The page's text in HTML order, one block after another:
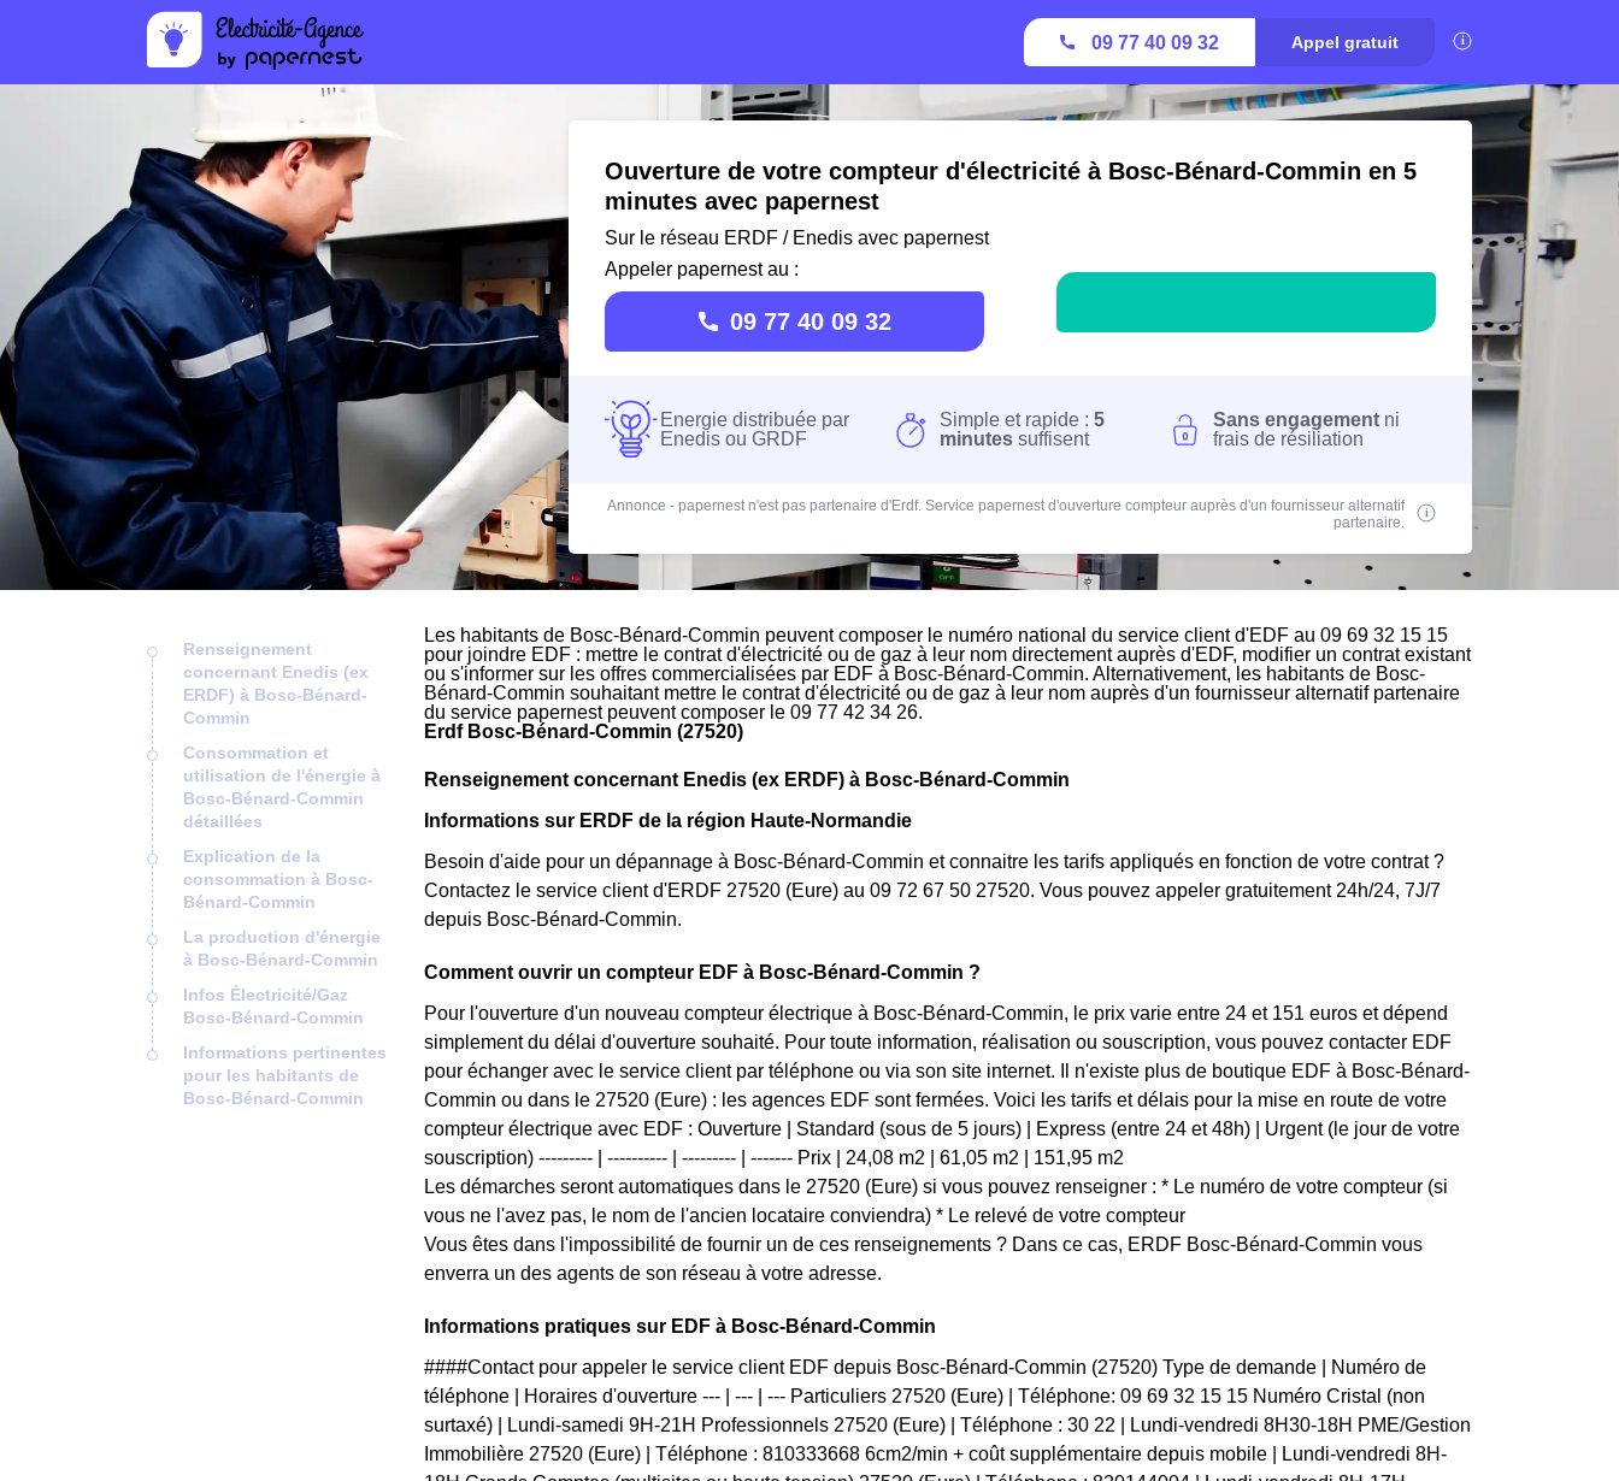
09 77 40 09 32 Appel gratuit
Ouverture de votre compteur d'électricité à Bosc-Bénard-Commin en 5
minutes avec papernest
Sur le réseau ERDF / Enedis avec papernest
Appeler papernest au :
09 77 40 09 32
Energie distribuée par
Enedis ou GRDF
Simple et rapide :5
minutes suffisent
Sans engagement ni
frais de résiliation
Annonce - papernest n'est pas partenaire d'Erdf. Service papernest d'ouverture compteur auprès d'un fournisseur alternatif
partenaire.
Renseignement
concernant Enedis (ex
ERDF) à Bosc-Bénard-
Commin
Consommation et
utilisation de l'énergie à
Bosc-Bénard-Commin
détaillées
Explication de la
consommation à Bosc-
Bénard-Commin
La production d'énergie
à Bosc-Bénard-Commin
Infos Électricité/Gaz
Bosc-Bénard-Commin
Informations pertinentes
pour les habitants de
Bosc-Bénard-Commin
Les habitants de Bosc-Bénard-Commin peuvent composer le numéro national du service client d'EDF au 09 69 32 15 15
pour joindre EDF : mettre le contrat d'électricité ou de gaz à leur nom directement auprès d'EDF, modifier un contrat existant
ou s'informer sur les offres commercialisées par EDF à Bosc-Bénard-Commin. Alternativement, les habitants de Bosc-
Bénard-Commin souhaitant mettre le contrat d'électricité ou de gaz à leur nom auprès d'un fournisseur alternatif partenaire
du service papernest peuvent composer le 09 77 42 34 26.
Erdf Bosc-Bénard-Commin (27520)
Renseignement concernant Enedis (ex ERDF) à Bosc-Bénard-Commin
Informations sur ERDF de la région Haute-Normandie
Besoin d'aide pour un dépannage à Bosc-Bénard-Commin et connaitre les tarifs appliqués en fonction de votre contrat ?
Contactez le service client d'ERDF 27520 (Eure) au 09 72 67 50 27520. Vous pouvez appeler gratuitement 24h/24, 7J/7
depuis Bosc-Bénard-Commin.
Comment ouvrir un compteur EDF à Bosc-Bénard-Commin ?
Pour l'ouverture d'un nouveau compteur électrique à Bosc-Bénard-Commin, le prix varie entre 24 et 151 euros et dépend
simplement du délai d'ouverture souhaité. Pour toute information, réalisation ou souscription, vous pouvez contacter EDF
pour échanger avec le service client par téléphone ou via son site internet. Il n'existe plus de boutique EDF à Bosc-Bénard-
Commin ou dans le 27520 (Eure) : les agences EDF sont fermées. Voici les tarifs et délais pour la mise en route de votre
compteur électrique avec EDF : Ouverture | Standard (sous de 5 jours) | Express (entre 24 et 48h) | Urgent (le jour de votre
souscription) --------- | ---------- | --------- | ------- Prix | 24,08 m2 | 61,05 m2 | 151,95 m2
Les démarches seront automatiques dans le 27520 (Eure) si vous pouvez renseigner : * Le numéro de votre compteur (si
vous ne l'avez pas, le nom de l'ancien locataire conviendra) * Le relevé de votre compteur
Vous êtes dans l'impossibilité de fournir un de ces renseignements ? Dans ce cas, ERDF Bosc-Bénard-Commin vous
enverra un des agents de son réseau à votre adresse.
Informations pratiques sur EDF à Bosc-Bénard-Commin
####Contact pour appeler le service client EDF depuis Bosc-Bénard-Commin (27520) Type de demande | Numéro de
téléphone | Horaires d'ouverture --- | --- | --- Particuliers 27520 (Eure) | Téléphone: 09 69 32 15 15 Numéro Cristal (non
surtaxé) | Lundi-samedi 9H-21H Professionnels 27520 (Eure) | Téléphone : 30 22 | Lundi-vendredi 8H30-18H PME/Gestion
Immobilière 27520 (Eure) | Téléphone : 810333668 6cm2/min + coût supplémentaire depuis mobile | Lundi-vendredi 8H-